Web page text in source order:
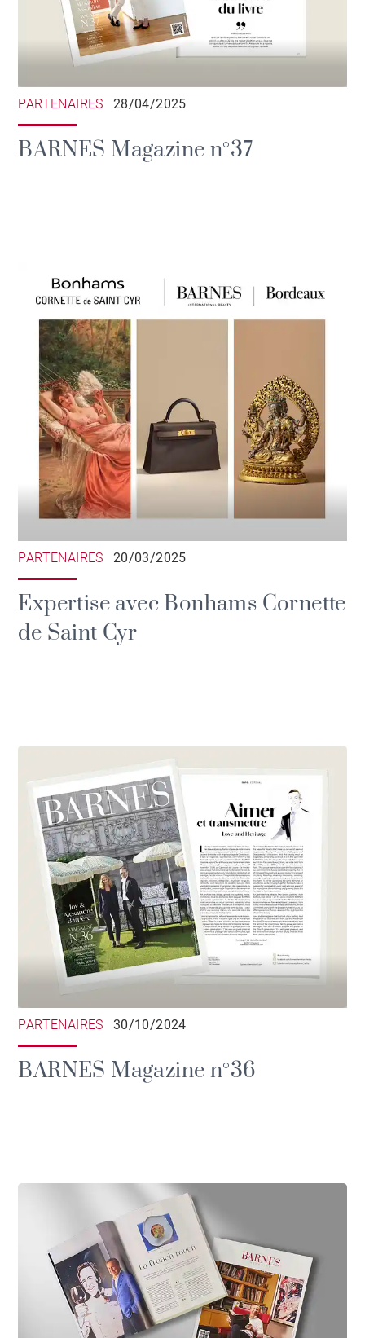
PARTENAIRES 28/04/2025
BARNES Magazine n°37
PARTENAIRES 20/03/2025
Expertise avec Bonhams Cornette
de Saint Cyr
PARTENAIRES 30/10/2024
BARNES Magazine n°36